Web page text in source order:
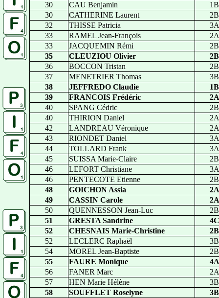
30
CAU Benjamin
1B
30
CATHERINE Laurent
2B
32
THISSE Patricia
3A
33
RAMEL Jean-François
2A
33
JACQUEMIN Rémi
2B
35
CLEUZIOU Olivier
2B
36
BOCCON Tristan
2B
37
MENETRIER Thomas
3B
38
JEFFREDO Claudie
1B
39
FRANCOIS Frédéric
2A
40
SPANG Cédric
2B
40
THIRION Daniel
2A
42
LANDREAU Véronique
2A
43
RIONDET Daniel
3A
44
TOLLARD Frank
3A
45
SUISSA Marie-Claire
2B
46
LEFORT Christiane
3A
46
PENTECOTE Etienne
2B
48
GOICHON Assia
2A
49
CASSIN Carole
2A
50
QUENNESSON Jean-Luc
2B
51
GRESTA Sandrine
4C
52
CHESNAIS Marie-Christine
2B
52
LECLERC Raphaël
3B
54
MOREL Jean-Baptiste
2B
55
FAURE Monique
4A
56
FANER Marc
2A
57
HEN Marie Hélène
3B
58
SOUFFLET Roselyne
3B